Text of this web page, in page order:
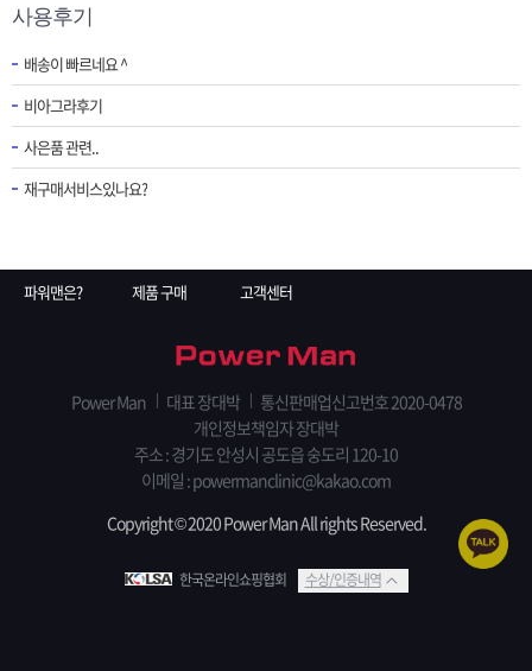
사용후기
배송이 빠르네요 ^
비아그라후기
사은품 관련..
재구매서비스있나요?
파워맨은? 제품 구매 고객센터
Power Man 대표 장대박
통신판매업신고번호 2020-0478
개인정보책임자 장대박
주소 : 경기도 안성시 공도읍 숭도리 120-10
이메일 :powermanclinic@kakao.com
Copyright © 2020 Power Man All rights Reserved.
한국온라인쇼핑협회 수상/인증내역